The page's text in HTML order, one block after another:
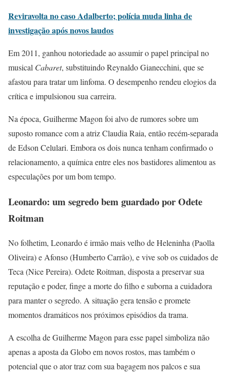
Reviravolta no caso Adalberto; polícia muda linha de
investigação após novos laudos
Em 2011, ganhou notoriedade ao assumir o papel principal no
musical Cabaret, substituindo Reynaldo Gianecchini, que se
afastou para tratar um linfoma. O desempenho rendeu elogios da
crítica e impulsionou sua carreira.
Na época, Guilherme Magon foi alvo de rumores sobre um
suposto romance com a atriz Claudia Raia, então recém-separada
de Edson Celulari. Embora os dois nunca tenham confirmado o
relacionamento, a química entre eles nos bastidores alimentou as
especulações por um bom tempo.
Leonardo: um segredo bem guardado por Odete
Roitman
No folhetim, Leonardo é irmão mais velho de Heleninha (Paolla
Oliveira) e Afonso (Humberto Carrão), e vive sob os cuidados de
Teca (Nice Pereira). Odete Roitman, disposta a preservar sua
reputação e poder, finge a morte do filho e suborna a cuidadora
para manter o segredo. A situação gera tensão e promete
momentos dramáticos nos próximos episódios da trama.
A escolha de Guilherme Magon para esse papel simboliza não
apenas a aposta da Globo em novos rostos, mas também o
potencial que o ator traz com sua bagagem nos palcos e sua